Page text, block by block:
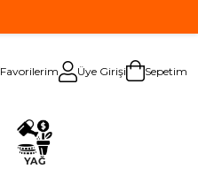
Favorilerim Üye Girişi Sepetim
YAĞ